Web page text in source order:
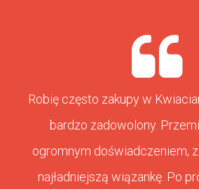
Robię często zakupy w
bardzo zadowolony.
ogromnym doświadczeniem,
najładniejszą wiązankę. Po